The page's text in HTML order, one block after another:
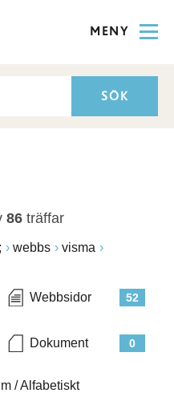
MENY
86 träffar
webbs visma
52
Webbsidor
0
Dokument
/Alfabetiskt